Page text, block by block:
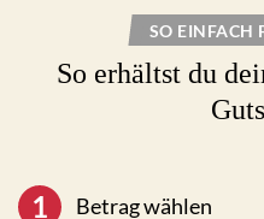
SO EINFACH
So erhältst du
1 Betrag wählen